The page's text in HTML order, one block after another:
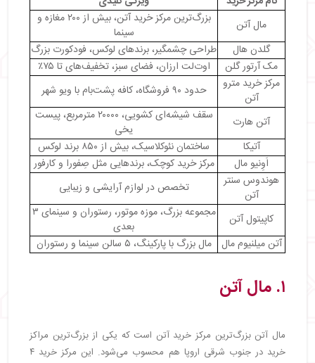
・۱۰. آتن میلنیوم مال
・خلاصه
مال آتن
بزرگ‌ترین مرکز خرید آتن، بیش از ۲۰۰ مغازه و
سینما
گلدن هال
طراحی چشمگیر، برندهای لوکس، فودکورت بزرگ
مک آرتور گلن
اوت‌لت ارزان، فضای سبز، تخفیف‌های تا ۷۵٪
مرکز خرید مترو
آتن
حدود ۹۰ فروشگاه، کافه پشت‌بام با ویو شهر
آتن هارت
سقف شیشه‌ای کشویی، ۲۰۰۰۰ مترمربع، پیست
یخی
آتیکا
ساختمان نئوکلاسیک، بیش از ۸۵۰ برند لوکس
اَوِنیو مال
مرکز خرید کوچک، برندهایی مثل صِفورا و کارفور
هوندوس سنتر
آتن
تخصص در لوازم آرایشی و زیبایی
کاپیتول آتن
مجموعه بزرگ، موزه موتور، رستوران و سینمای ۳
بعدی
آتن میلنیوم مال
مال بزرگ با پارکینگ، ۵ سالن سینما و رستوران
۱. مال آتن
مال آتن بزرگ‌ترین مرکز خرید آتن است که یکی از بزرگ‌ترین مراکز
خرید در جنوب شرقی اروپا هم محسوب می‌شود. این مرکز خرید ۴